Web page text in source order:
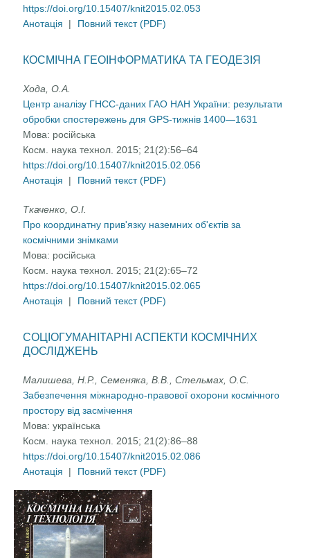
https://doi.org/10.15407/knit2015.02.053
Анотація
| Повний текст (PDF)
КОСМІЧНА ГЕОІНФОРМАТИКА ТА ГЕОДЕЗІЯ
Хода, О.А.
Центр аналізу ГНСС-даних ГАО НАН України: результати
обробки спостережень для GPS-тижнів 1400—1631
Мова: російська
Косм. наука технол. 2015; 21(2):56–64
https://doi.org/10.15407/knit2015.02.056
Анотація
| Повний текст (PDF)
Ткаченко, О.І.
Про координатну прив'язку наземних об'єктів за
космічними знімками
Мова: російська
Косм. наука технол. 2015; 21(2):65–72
https://doi.org/10.15407/knit2015.02.065
Анотація
| Повний текст (PDF)
СОЦІОГУМАНІТАРНІ АСПЕКТИ КОСМІЧНИХ
ДОСЛІДЖЕНЬ
Малишева, Н.Р., Семеняка, В.В., Стельмах, О.С.
Забезпечення міжнародно-правової охорони космічного
простору від засмічення
Мова:українська
Косм. наука технол. 2015; 21(2):86–88
https://doi.org/10.15407/knit2015.02.086
Анотація
| Повний текст (PDF)